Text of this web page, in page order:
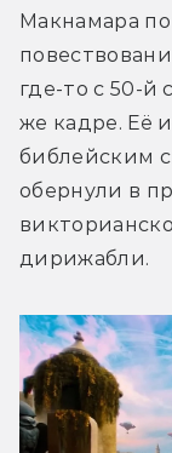
Макнамара
где-то с 50-й
же кадре. Её
библейским
обернули в
дирижабли.